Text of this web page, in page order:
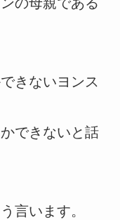
きないヨンス
できないと話
言います。